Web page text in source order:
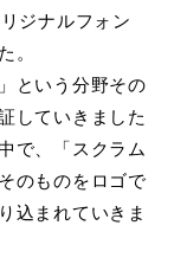
ジナルフォン
。
という分野その
していきました
で、「スクラム
のものをロゴで
込まれていきま